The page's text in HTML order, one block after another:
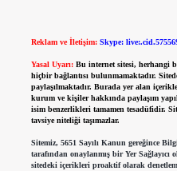
Reklam ve İletişim: Skype:
Yasal Uyarı: Bu internet sitesi, herhangi
hiçbir bağlantısı bulunmamaktadır.
paylaşılmaktadır. Burada yer alan
kurum ve kişiler hakkında paylaşım
isim benzerlikleri tamamen tesadüfidir.
tavsiye niteliği taşımazlar.
Sitemiz, 5651 Sayılı Kanun gereğince
tarafından onaylanmış bir Yer
sitedeki içerikleri proaktif olarak